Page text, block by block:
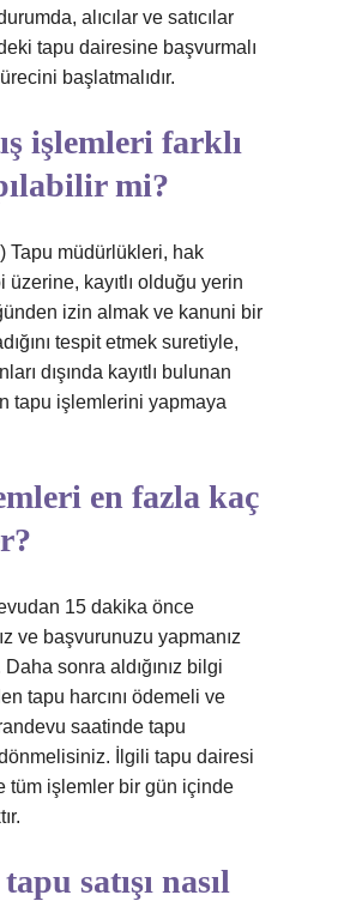
alıcılar ve satıcılar
tapu dairesine başvurmalı
başlatmalıdır.
işlemleri farklı
mi?
Tapu müdürlükleri, hak
kayıtlı olduğu yerin
izin almak ve kanuni bir
tespit etmek suretiyle,
dışında kayıtlı bulunan
tapu işlemlerini yapmaya
en fazla kaç
15 dakika önce
ve başvurunuzu yapmanız
sonra aldığınız bilgi
tapu harcını ödemeli ve
saatinde tapu
İlgili tapu dairesi
tüm işlemler bir gün içinde
satışı nasıl